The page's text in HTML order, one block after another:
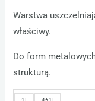
Warstwa
właściwy.
Do form
strukturą.